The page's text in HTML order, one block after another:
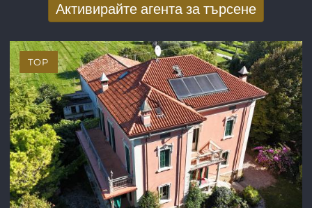
Активирайте агента за търсене
търсенето по имейл
E-mail адрес*
TOP